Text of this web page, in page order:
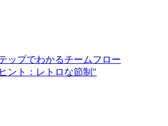
ップでわかるチームフロー
ント：レトロな節制"